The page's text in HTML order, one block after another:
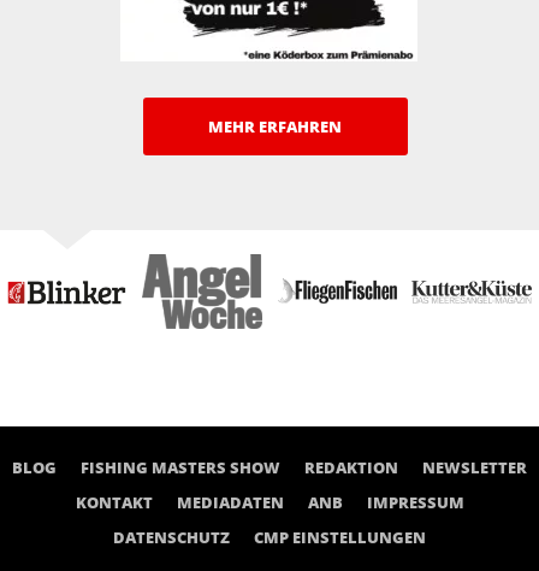
MEHR ERFAHREN
BLOG FISHING MASTERS SHOW REDAKTION
NEWSLETTER
KONTAKT
MEDIADATEN ANB
IMPRESSUM
DATENSCHUTZ
CMP EINSTELLUNGEN